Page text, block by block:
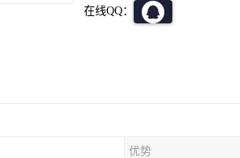
在线QQ：
优势